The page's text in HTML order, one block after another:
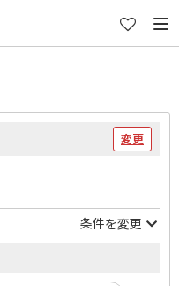
変更
条件を変更